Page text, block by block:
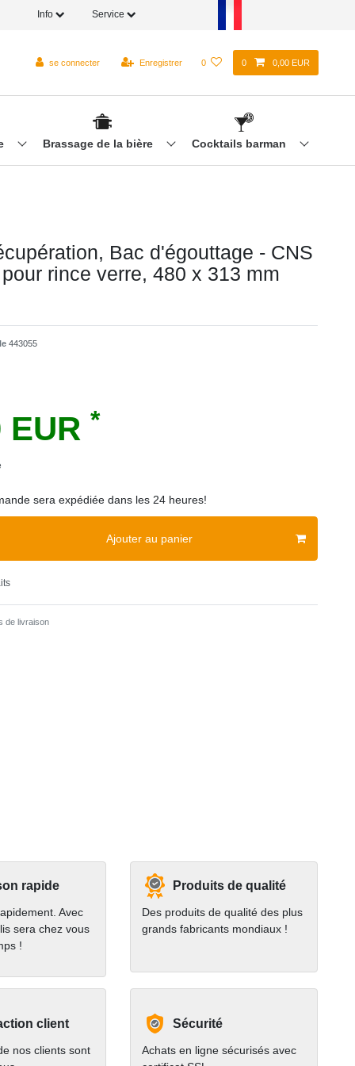
Info Service
se connecter Enregistrer 0 0 0,00 EUR
Brassage de la bière Cocktails barman
Bac d'égouttage - CNS
rince verre, 480 x 313 mm
443055
EUR *
sera expédiée dans les 24 heures!
Ajouter au panier
de livraison
rapide
Avec
sera chez vous
!
Produits de qualité
Des produits de qualité des plus
grands fabricants mondiaux !
client
nos clients sont
Sécurité
Achats en ligne sécurisés avec